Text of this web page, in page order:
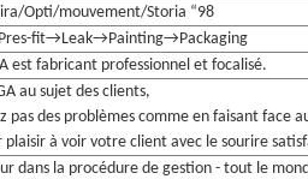
Opti/mouvement/Storia “98
fit→Leak→Painting→Packaging
est fabricant professionnel et focalisé.
au sujet des clients,
pas des problèmes comme en faisant face
à voir votre client avec le sourire
dans la procédure de gestion - tout le